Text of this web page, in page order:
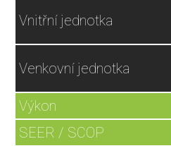
Vnitřní jednotka
Venkovní jednotka
Výkon
SEER / SCOP